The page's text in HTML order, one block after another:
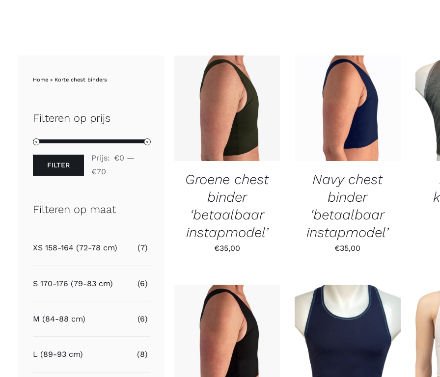
Home » Korte chest binders
Filteren op prijs
FILTER
Prijs: €0 —
€70
Filteren op maat
XS 158-164 (72-78 cm) (7)
S 170-176 (79-83 cm) (6)
M (84-88 cm) (6)
L (89-93 cm) (8)
Groene chest
binder
‘betaalbaar
instapmodel’
€35,00
Navy chest
binder
‘betaalbaar
instapmodel’
€35,00